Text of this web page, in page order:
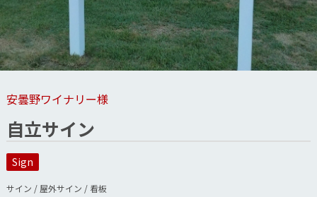
安曇野ワイナリー様
自立サイン
Sign
サイン / 屋外サイン / 看板